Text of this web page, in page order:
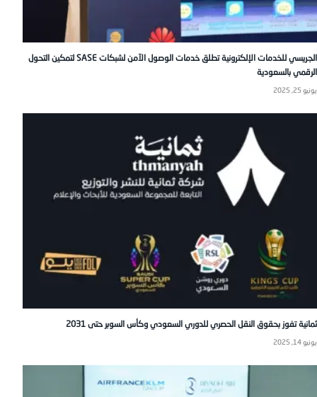
الجريسي للخدمات الإلكترونية تطلق خدمات الوصول الآمن لشبكات SASE لتمكين التحول
الرقمي بالسعودية
يونيو 25, 2025
ثمانية تفوز بحقوق النقل الحصري للدوري السعودي وكأس السوبر حتى 2031
يونيو 14, 2025